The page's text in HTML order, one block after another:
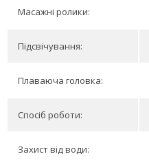
Масажні ролики:
Підсвічування:
Плаваюча головка:
Спосіб роботи:
Захист від води: